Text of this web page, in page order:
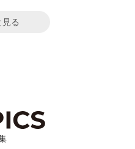
見る